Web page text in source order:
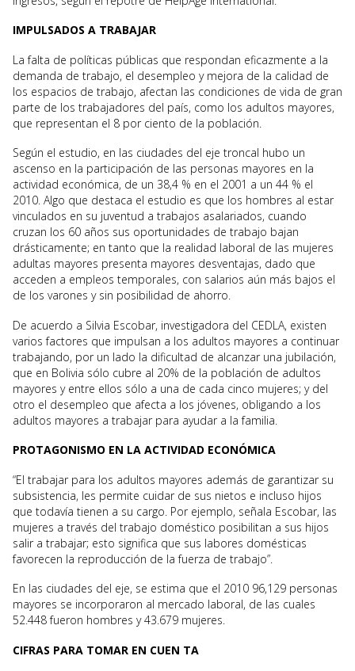
IMPULSADOS A TRABAJAR
La falta de políticas públicas que respondan eficazmente a la
demanda de trabajo, el desempleo y mejora de la calidad de
los espacios de trabajo, afectan las condiciones de vida de gran
parte de los trabajadores del país, como los adultos mayores,
que representan el 8 por ciento de la población.
Según el estudio, en las ciudades del eje troncal hubo un
ascenso en la participación de las personas mayores en la
actividad económica, de un 38,4 % en el 2001 a un 44 % el
2010. Algo que destaca el estudio es que los hombres al estar
vinculados en su juventud a trabajos asalariados, cuando
cruzan los 60 años sus oportunidades de trabajo bajan
drásticamente; en tanto que la realidad laboral de las mujeres
adultas mayores presenta mayores desventajas, dado que
acceden a empleos temporales, con salarios aún más bajos el
de los varones y sin posibilidad de ahorro.
De acuerdo a Silvia Escobar, investigadora del CEDLA, existen
varios factores que impulsan a los adultos mayores a continuar
trabajando, por un lado la dificultad de alcanzar una jubilación,
que en Bolivia sólo cubre al 20% de la población de adultos
mayores y entre ellos sólo a una de cada cinco mujeres; y del
otro el desempleo que afecta a los jóvenes, obligando a los
adultos mayores a trabajar para ayudar a la familia.
PROTAGONISMO EN LA ACTIVIDAD ECONÓMICA
“El trabajar para los adultos mayores además de garantizar su
subsistencia, les permite cuidar de sus nietos e incluso hijos
que todavía tienen a su cargo. Por ejemplo, señala Escobar, las
mujeres a través del trabajo doméstico posibilitan a sus hijos
salir a trabajar; esto significa que sus labores domésticas
favorecen la reproducción de la fuerza de trabajo”.
En las ciudades del eje, se estima que el 2010 96,129 personas
mayores se incorporaron al mercado laboral, de las cuales
52.448 fueron hombres y 43.679 mujeres.
CIFRAS PARA TOMAR EN CUEN TA